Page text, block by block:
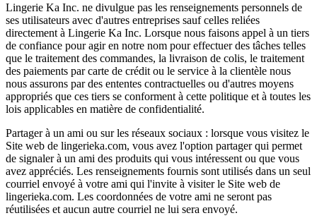
Lingerie Ka Inc. ne divulgue pas les renseignements personnels de
ses utilisateurs avec d'autres entreprises sauf celles reliées
directement à Lingerie Ka Inc. Lorsque nous faisons appel à un tiers
de confiance pour agir en notre nom pour effectuer des tâches telles
que le traitement des commandes, la livraison de colis, le traitement
des paiements par carte de crédit ou le service à la clientèle nous
nous assurons par des ententes contractuelles ou d'autres moyens
appropriés que ces tiers se conforment à cette politique et à toutes les
lois applicables en matière de confidentialité.
Partager à un ami ou sur les réseaux sociaux : lorsque vous visitez le
Site web de lingerieka.com, vous avez l'option partager qui permet
de signaler à un ami des produits qui vous intéressent ou que vous
avez appréciés. Les renseignements fournis sont utilisés dans un seul
courriel envoyé à votre ami qui l'invite à visiter le Site web de
lingerieka.com. Les coordonnées de votre ami ne seront pas
réutilisées et aucun autre courriel ne lui sera envoyé.